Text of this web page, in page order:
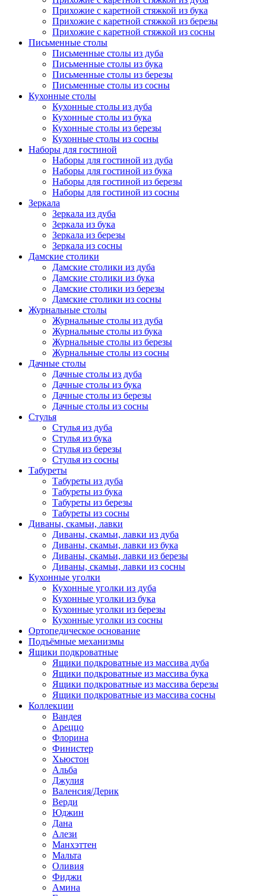
Прихожие с каретной стяжкой из бука
Прихожие с каретной стяжкой из березы
Прихожие с каретной стяжкой из сосны
Письменные столы
Письменные столы из дуба
Письменные столы из бука
Письменные столы из березы
Письменные столы из сосны
Кухонные столы
Кухонные столы из дуба
Кухонные столы из бука
Кухонные столы из березы
Кухонные столы из сосны
Наборы для гостиной
Наборы для гостиной из дуба
Наборы для гостиной из бука
Наборы для гостиной из березы
Наборы для гостиной из сосны
Зеркала
Зеркала из дуба
Зеркала из бука
Зеркала из березы
Зеркала из сосны
Дамские столики
Дамские столики из дуба
Дамские столики из бука
Дамские столики из березы
Дамские столики из сосны
Журнальные столы
Журнальные столы из дуба
Журнальные столы из бука
Журнальные столы из березы
Журнальные столы из сосны
Дачные столы
Дачные столы из дуба
Дачные столы из бука
Дачные столы из березы
Дачные столы из сосны
Стулья
Стулья из дуба
Стулья из бука
Стулья из березы
Стулья из сосны
Табуреты
Табуреты из дуба
Табуреты из бука
Табуреты из березы
Табуреты из сосны
Диваны, скамьи, лавки
Диваны, скамьи, лавки из дуба
Диваны, скамьи, лавки из бука
Диваны, скамьи, лавки из березы
Диваны, скамьи, лавки из сосны
Кухонные уголки
Кухонные уголки из дуба
Кухонные уголки из бука
Кухонные уголки из березы
Кухонные уголки из сосны
Ортопедическое основание
Подъёмные механизмы
Ящики подкроватные
Ящики подкроватные из массива дуба
Ящики подкроватные из массива бука
Ящики подкроватные из массива березы
Ящики подкроватные из массива сосны
Коллекции
Вандея
Ареццо
Флорина
Финистер
Хьюстон
Альба
Джулия
Валенсия/Дерик
Верди
Юджин
Дана
Алези
Манхэттен
Мальта
Оливия
Фиджи
Амина